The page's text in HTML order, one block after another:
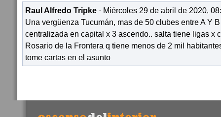
Raul Alfredo Tripke · Miércoles 29 de abril de 2020,
Una vergüenza Tucumán, mas de 50 clubes entre A Y
centralizada en capital x 3 ascendo.. salta tiene ligas x
Rosario de la Frontera q tiene menos de 2 mil
tome cartas en el asunto